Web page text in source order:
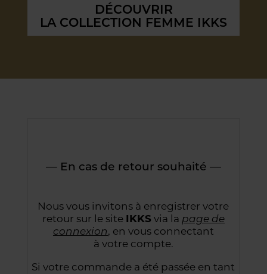
DÉCOUVRIR
LA COLLECTION FEMME IKKS
— En cas de retour souhaité —
Nous vous invitons à enregistrer votre
retour sur le site IKKS via la page de
connexion, en vous connectant
à votre compte.
Si votre commande a été passée en tant